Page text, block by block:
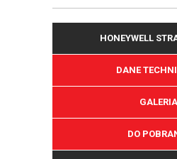
HONEYWELL
DANE
GALERIA
DO